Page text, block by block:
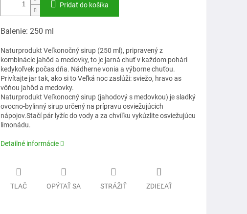
Pridať do košíka
Balenie: 250 ml
Naturprodukt Veľkonočný sirup (250 ml), pripravený z
kombinácie jahôd a medovky, to je jarná chuť v každom pohári
kedykoľvek počas dňa. Nádherne vonia a výborne chuťou.
Privítajte jar tak, ako si to Veľká noc zaslúži: sviežo, hravo as
vôňou jahôd a medovky.
Naturprodukt Veľkonocný sirup (jahodový s medovkou) je sladký
ovocno-bylinný sirup určený na prípravu osviežujúcich
nápojov.Stačí pár lyžíc do vody a za chvíľku vykúzlite osviežujúcu
limonádu.
Detailné informácie
TLAČ OPÝTAŤ SA STRÁŽIŤ ZDIEĽAŤ